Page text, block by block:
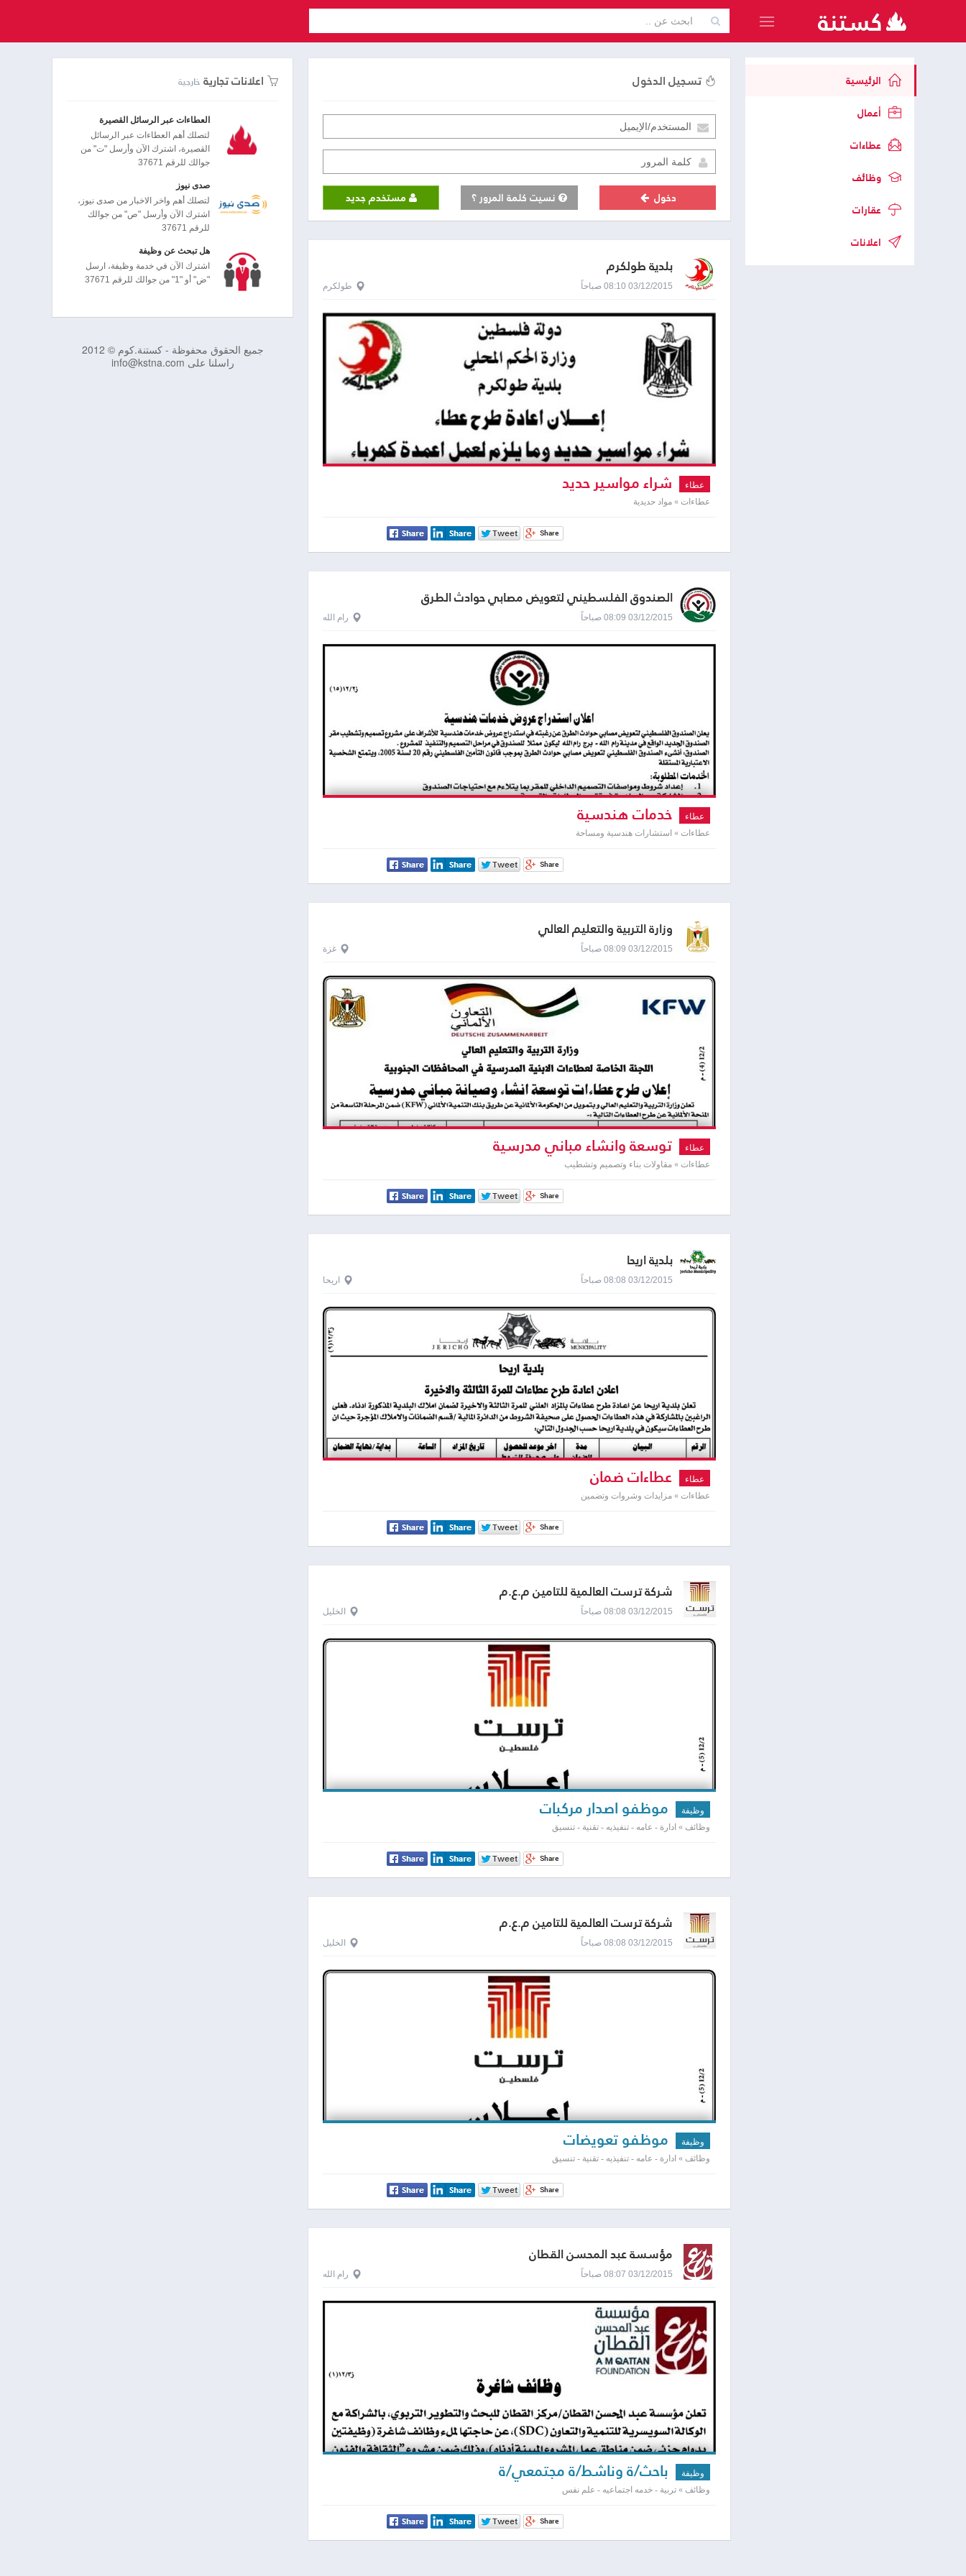
الرئيسية
أعمال
عطاءات
وظائف
عقارات
اعلانات
اعلانات تجارية خارجية
العطاءات عبر الرسائل القصيرة
لتصلك أهم العطاءات عبر الرسائل
القصيرة، اشترك الآن وأرسل "ت" من
جوالك للرقم 37671
صدى نيوز
لتصلك أهم واخر الاخبار من صدى نيوز،
اشترك الآن وأرسل "ص" من جوالك
للرقم 37671
هل تبحث عن وظيفة
اشترك الآن في خدمة وظيفة، ارسل
"ض" أو "1" من جوالك للرقم 37671
جميع الحقوق محفوظة - كستنة.كوم © 2012
راسلنا على info@kstna.com
تسجيل الدخول
دخول نسيت كلمة المرور ؟ مستخدم جديد
بلدية طولكرم
03/12/2015 08:10 صباحاً طولكرم
عطاء شراء مواسير حديد
عطاءات » مواد حديدية
الصندوق الفلسطيني لتعويض مصابي حوادث الطرق
03/12/2015 08:09 صباحاً رام الله
عطاء خدمات هندسية
عطاءات » استشارات هندسية ومساحة
وزارة التربية والتعليم العالي
03/12/2015 08:09 صباحاً غزة
عطاء توسعة وانشاء مباني مدرسية
عطاءات » مقاولات بناء وتصميم وتشطيب
بلدية اريحا
03/12/2015 08:08 صباحاً اريحا
عطاء عطاءات ضمان
عطاءات » مزايدات وشروات وتضمين
شركة ترست العالمية للتأمين م.ع.م
03/12/2015 08:08 صباحاً الخليل
وظيفة موظفو اصدار مركبات
وظائف » ادارة - عامه - تنفيذيه - تقنية - تنسيق
شركة ترست العالمية للتأمين م.ع.م
03/12/2015 08:08 صباحاً الخليل
وظيفة موظفو تعويضات
وظائف » ادارة - عامه - تنفيذيه - تقنية - تنسيق
مؤسسة عبد المحسن القطان
03/12/2015 08:07 صباحاً رام الله
وظيفة باحث/ة وناشط/ة مجتمعي/ة
وظائف » تربية - خدمه اجتماعيه - علم نفس